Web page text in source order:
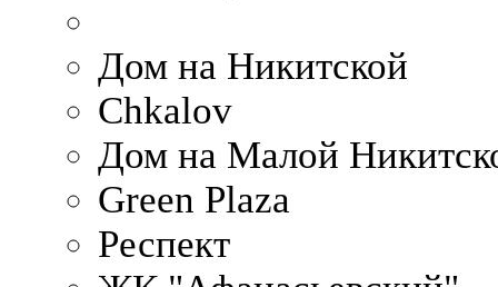
Дом на Никитской
Chkalov
Дом на Малой
Green Plaza
Респект